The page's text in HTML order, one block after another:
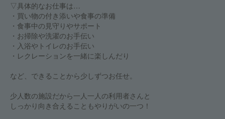
▽具体的なお仕事は…
・買い物の付き添いや食事の準備
・食事中の見守りやサポート
・お掃除や洗濯のお手伝い
・入浴やトイレのお手伝い
・レクレーションを一緒に楽しんだり
など、できることから少しずつお任せ。
少人数の施設だから一人一人の利用者さんと
しっかり向き合えることもやりがいの一つ！